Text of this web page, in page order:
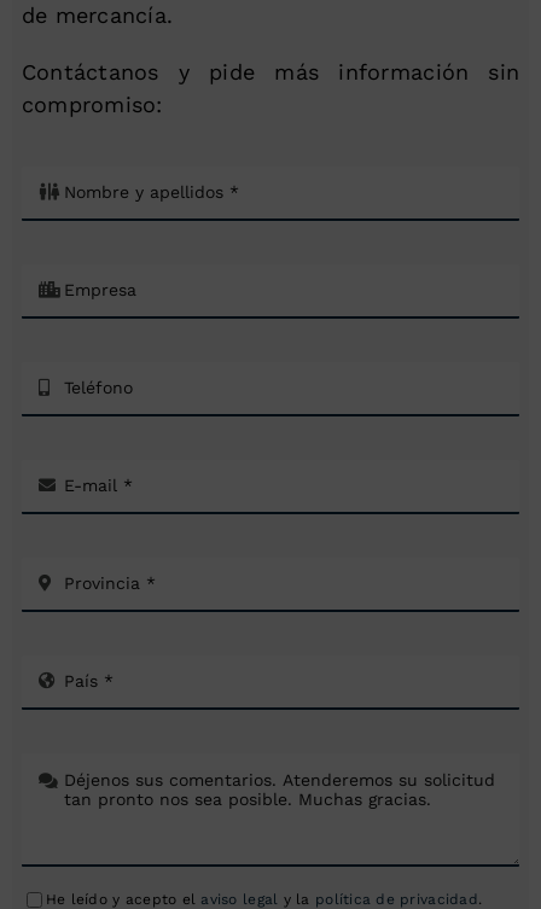
de mercancía.
Contáctanos y pide más información sin
compromiso:
He leído y acepto el aviso legal y la política de privacidad.